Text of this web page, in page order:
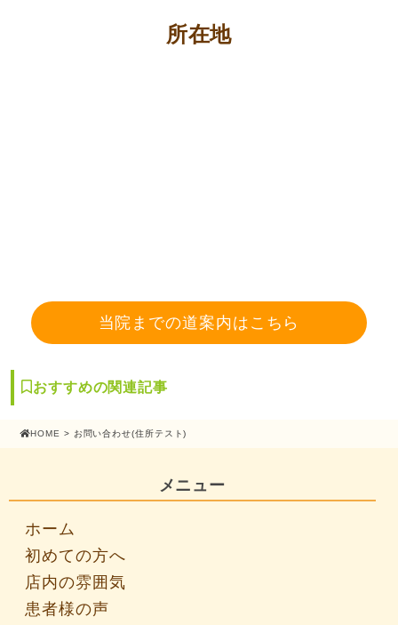
所在地
当院までの道案内はこちら
おすすめの関連記事
HOME > お問い合わせ(住所テスト)
メニュー
ホーム
初めての方へ
店内の雰囲気
患者様の声